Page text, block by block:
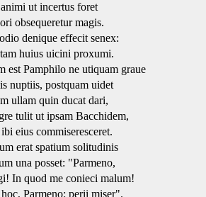
ut incertus foret
obsequeretur magis.
denique effecit senex:
huius uicini proxumi.
est Pamphilo ne utiquam graue
nuptiis, postquam uidet
ullam quin ducat dari,
tulit ut ipsam Bacchidem,
eius commiseresceret.
erat spatium solitudinis
una posset: "Parmeno,
In quod me conieci malum!
Parmeno: perii miser".